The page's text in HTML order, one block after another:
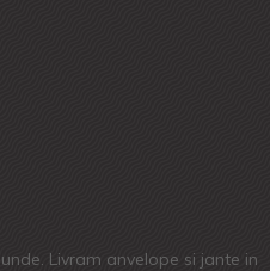
Livram anvelope si jante in